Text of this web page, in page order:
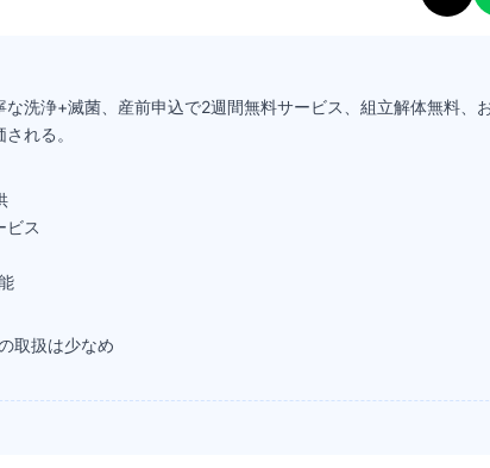
洗浄+滅菌、産前申込で2週間無料サービス、組立解体無料、
れる。
ビス
取扱は少なめ